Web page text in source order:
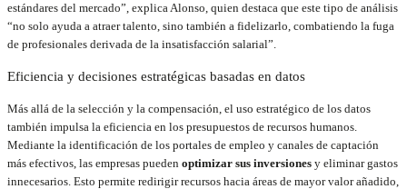
estándares del mercado”, explica Alonso, quien destaca que este tipo de análisis
“no solo ayuda a atraer talento, sino también a fidelizarlo, combatiendo la fuga
de profesionales derivada de la insatisfacción salarial”.
Eficiencia y decisiones estratégicas basadas en datos
Más allá de la selección y la compensación, el uso estratégico de los datos
también impulsa la eficiencia en los presupuestos de recursos humanos.
Mediante la identificación de los portales de empleo y canales de captación
más efectivos, las empresas pueden optimizar sus inversiones y eliminar gastos
innecesarios. Esto permite redirigir recursos hacia áreas de mayor valor añadido,